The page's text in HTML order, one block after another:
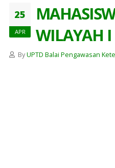
25
APR
WILAYAH I
ByUPTD Balai Pengawasan